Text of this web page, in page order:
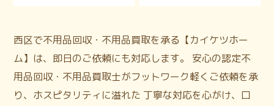
西区で不用品回収・不用品買取を承る【カイケツホー
ム】は、即日のご依頼にも対応します。 安心の認定不
用品回収・不用品買取士がフットワーク軽くご依頼を承
り、ホスピタリティに溢れた 丁寧な対応を心がけ、口